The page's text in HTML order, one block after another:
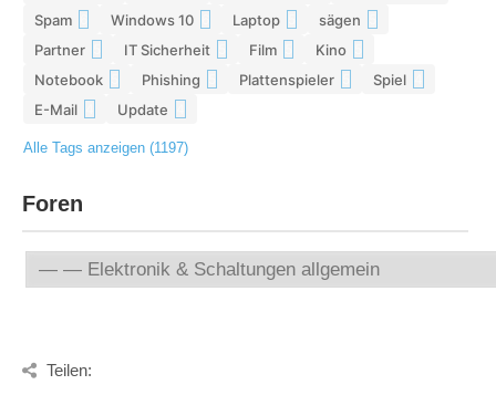
Spam Windows 10 Laptop sägen
Partner IT Sicherheit Film Kino
Notebook Phishing Plattenspieler Spiel
E-Mail Update
Alle Tags anzeigen (1197)
Foren
Teilen: